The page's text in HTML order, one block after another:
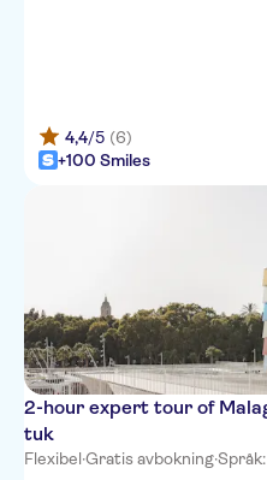
4,4/5 (6)
+100 Smiles
2-hour expert tour of
tuk
Flexibel·Gratis avbokning·